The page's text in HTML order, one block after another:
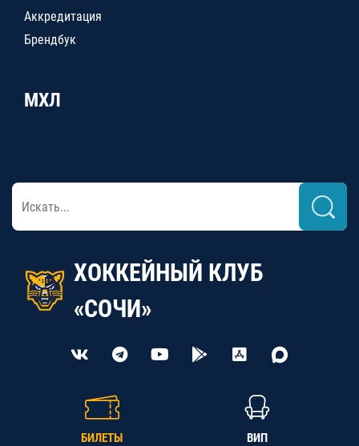
Аккредитация
Брендбук
МХЛ
ХОККЕЙНЫЙ КЛУБ
«СОЧИ»
БИЛЕТЫ ВИП